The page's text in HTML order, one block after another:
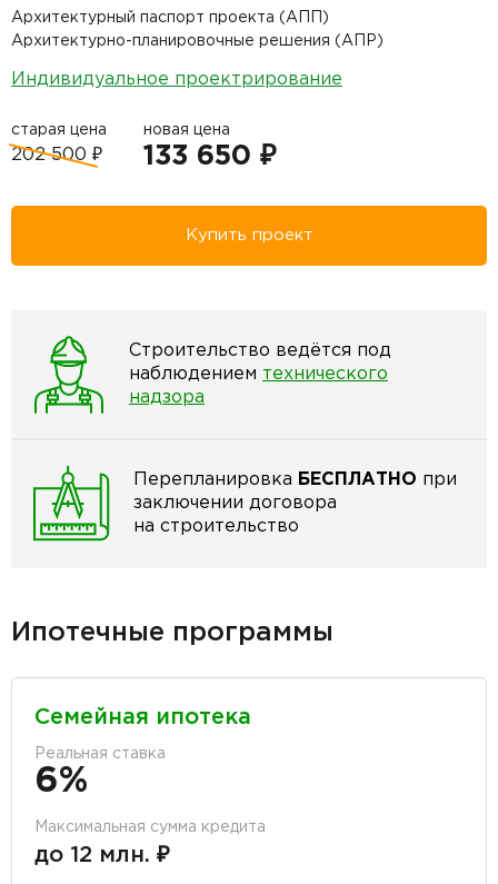
Архитектурный паспорт проекта (АПП)
Архитектурно-планировочные решения (АПР)
Индивидуальное проектрирование
старая цена
202 500 ₽
новая цена
133 650 ₽
Купить проект
Строительство ведётся под
наблюдением технического
надзора
Перепланировка БЕСПЛАТНО при
заключении договора
на строительство
Ипотечные программы
Семейная ипотека
Реальная ставка
6%
Максимальная сумма кредита
до 12 млн. ₽